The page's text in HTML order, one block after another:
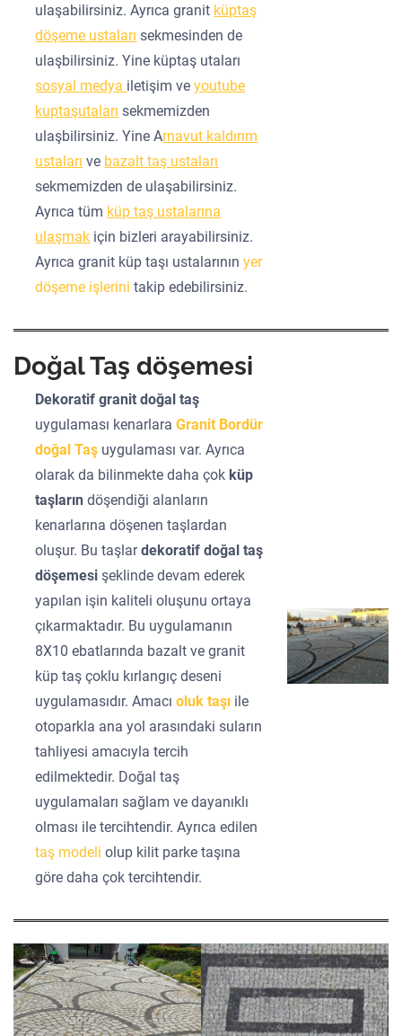
ulaşabilirsiniz. Ayrıca granit küptaş
döşeme ustaları sekmesinden de
ulaşbilirsiniz. Yine küptaş utaları
sosyal medya iletişim veyoutube
kuptaşutaları sekmemizden
ulaşbilirsiniz. Yine Arnavut kaldırım
ustaları ve bazalt taş ustaları
sekmemizden de ulaşabilirsiniz.
Ayrıca tüm küp taş ustalarına
ulaşmak için bizleri arayabilirsiniz.
Ayrıca granit küp taşı ustalarının yer
döşeme işlerini takip edebilirsiniz.
Doğal Taş döşemesi
Dekoratif granit doğal taş
uygulaması kenarlaraGranit Bordür
doğal Taş uygulaması var. Ayrıca
olarak da bilinmekte daha çok küp
taşların döşendiği alanların
kenarlarına döşenen taşlardan
oluşur. Bu taşlardekoratif doğal taş
döşemesişeklinde devam ederek
yapılan işin kaliteli oluşunu ortaya
çıkarmaktadır. Bu uygulamanın
8X10 ebatlarında bazalt ve granit
küp taş çoklu kırlangıç deseni
uygulamasıdır. Amacıoluk taşı ile
otoparkla ana yol arasındaki suların
tahliyesi amacıyla tercih
edilmektedir. Doğal taş
uygulamaları sağlam ve dayanıklı
olması ile tercihtendir. Ayrıca edilen
taş modeliolup kilit parke taşına
göre daha çok tercihtendir.